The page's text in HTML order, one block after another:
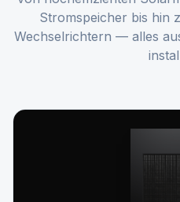
Stromspeicher bis hin
Wechselrichtern — alles